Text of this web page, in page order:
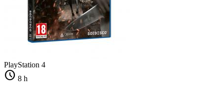
PlayStation 4
schedule 8 h